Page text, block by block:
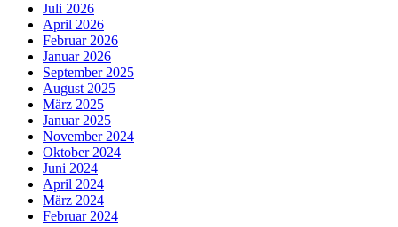
Juli 2026
April 2026
Februar 2026
Januar 2026
September 2025
August 2025
März 2025
Januar 2025
November 2024
Oktober 2024
Juni 2024
April 2024
März 2024
Februar 2024